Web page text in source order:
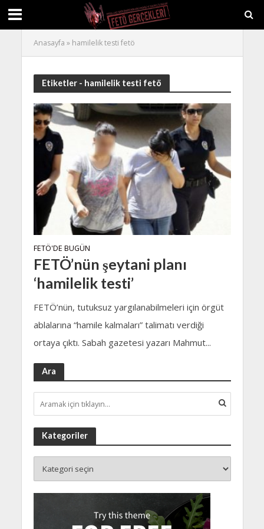
Anasayfa » hamilelik testi fetö
Etiketler - hamilelik testi fetö
FETÖ'DE BUGÜN
FETÖ’nün şeytani planı
‘hamilelik testi’
FETÖ’nün, tutuksuz yargılanabilmeleri için örgüt
ablalarına “hamile kalmaları” talimatı verdiği
ortaya çıktı. Sabah gazetesi yazarı Mahmut...
Ara
Kategoriler